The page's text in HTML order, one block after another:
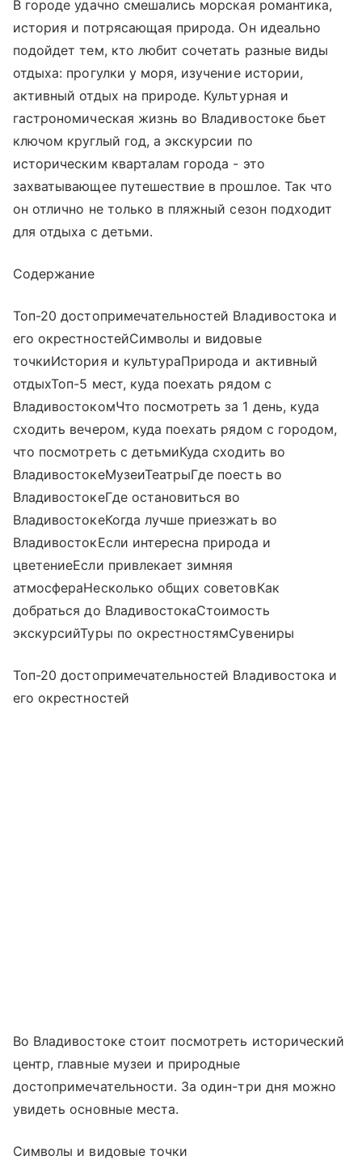
В городе удачно смешались морская романтика,
история и потрясающая природа. Он идеально
подойдет тем, кто любит сочетать разные виды
отдыха: прогулки у моря, изучение истории,
активный отдых на природе. Культурная и
гастрономическая жизнь во Владивостоке бьет
ключом круглый год, а экскурсии по
историческим кварталам города - это
захватывающее путешествие в прошлое. Так что
он отлично не только в пляжный сезон подходит
для отдыха с детьми.
Содержание
Топ-20 достопримечательностей Владивостока и
его окрестностейСимволы и видовые
точкиИстория и культураПрирода и активный
отдыхТоп-5 мест, куда поехать рядом с
ВладивостокомЧто посмотреть за 1 день, куда
сходить вечером, куда поехать рядом с городом,
что посмотреть с детьмиКуда сходить во
ВладивостокеМузеиТеатрыГде поесть во
ВладивостокеГде остановиться во
ВладивостокеКогда лучше приезжать во
ВладивостокЕсли интересна природа и
цветениеЕсли привлекает зимняя
атмосфераНесколько общих советовКак
добраться до ВладивостокаСтоимость
экскурсийТуры по окрестностямСувениры
Топ-20 достопримечательностей Владивостока и
его окрестностей
Во Владивостоке стоит посмотреть исторический
центр, главные музеи и природные
достопримечательности. За один-три дня можно
увидеть основные места.
Символы и видовые точки